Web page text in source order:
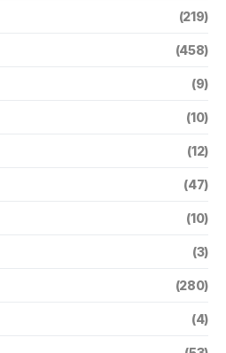
(219)
(458)
(9)
(10)
(12)
(47)
(10)
(3)
(280)
(4)